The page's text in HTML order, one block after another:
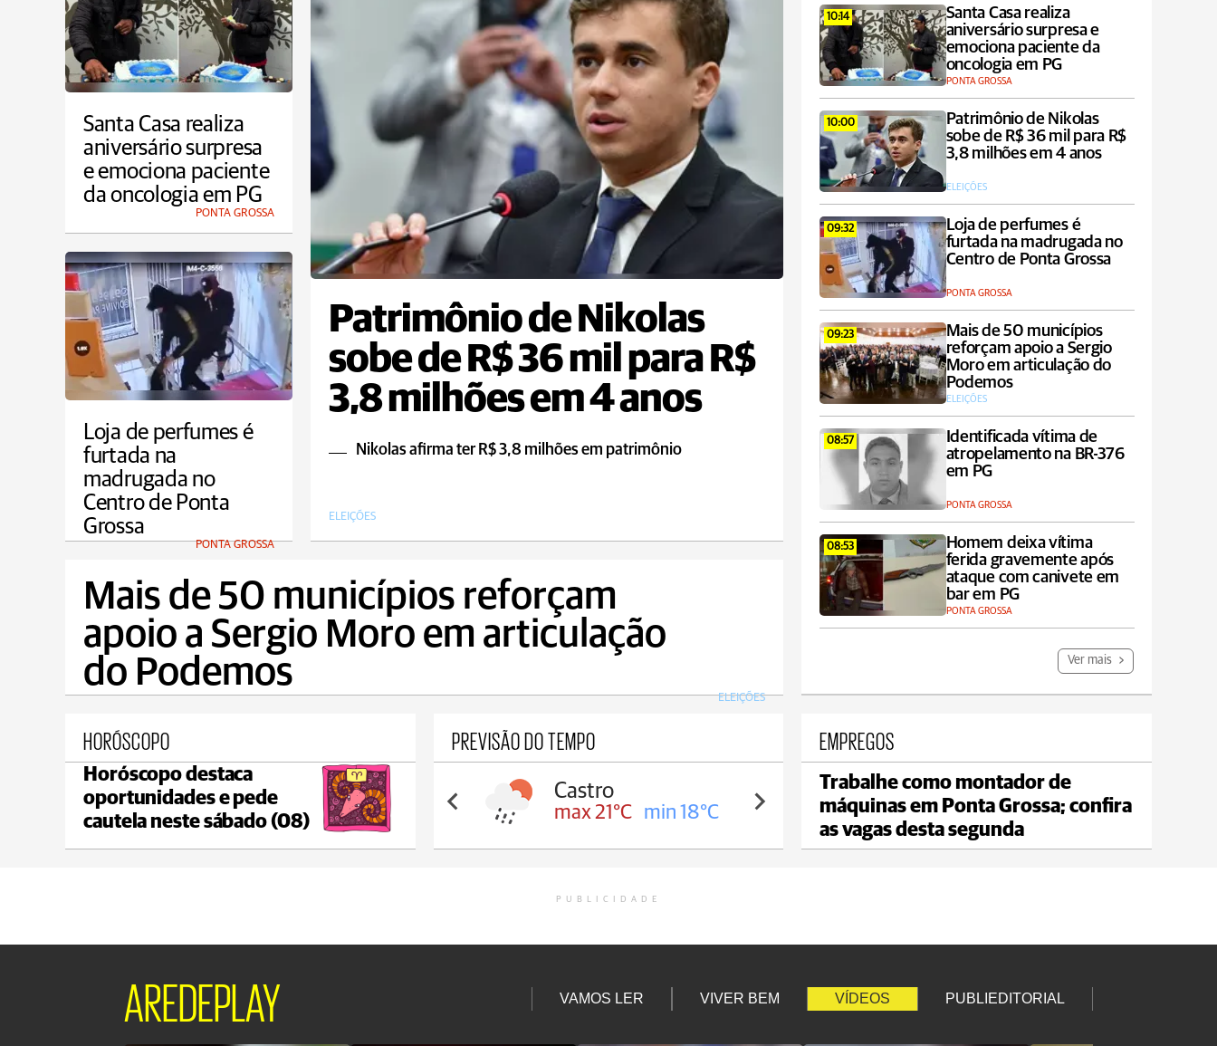
Santa Casa realiza
aniversário surpresa
e emociona paciente
da oncologia em PG
PONTA GROSSA
Patrimônio de Nikolas
sobe de R$ 36 mil para R$
3,8 milhões em 4 anos
Nikolas afirma ter R$ 3,8 milhões em patrimônio
ELEIÇÕES
10:14
Santa Casa realiza
aniversário surpresa e
emociona paciente da
oncologia em PG
PONTA GROSSA
10:00
Patrimônio de Nikolas
sobe de R$ 36 mil para R$
3,8 milhões em 4 anos
ELEIÇÕES
09:32
Loja de perfumes é
furtada na madrugada no
Centro de Ponta Grossa
PONTA GROSSA
09:23
Mais de 50 municípios
reforçam apoio a Sergio
Moro em articulação do
Podemos
ELEIÇÕES
08:57
Identificada vítima de
atropelamento na BR-376
em PG
PONTA GROSSA
08:53
Homem deixa vítima
ferida gravemente após
ataque com canivete em
bar em PG
PONTA GROSSA
Ver mais
Loja de perfumes é
furtada na
madrugada no
Centro de Ponta
Grossa
PONTA GROSSA
Mais de 50 municípios reforçam
apoio a Sergio Moro em articulação
do Podemos
ELEIÇÕES
HORÓSCOPO
Horóscopo destaca
oportunidades e pede
cautela neste sábado (08)
PREVISÃO DO TEMPO
Ponta Grossa
max 20°C min 18°C
Castro
max 21°C min 18°C
Carambeí
max 20°C min 18°C
EMPREGOS
Trabalhe como montador de
máquinas em Ponta Grossa; confira
as vagas desta segunda
PUBLICIDADE
AREDEPLAY VAMOS LER VIVER BEM VÍDEOS PUBLIEDITORIAL